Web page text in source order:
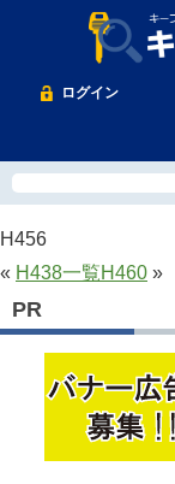
ログイン
H456
« H438一覧H460 »
PR